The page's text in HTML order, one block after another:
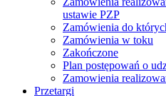
ustawie PZP
Zamówienia do
Zamówienia w toku
Zakończone
Plan postępowań o
Zamowienia
Przetargi